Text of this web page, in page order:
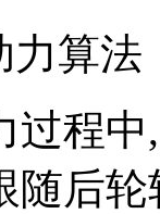
力算法
过程
随后